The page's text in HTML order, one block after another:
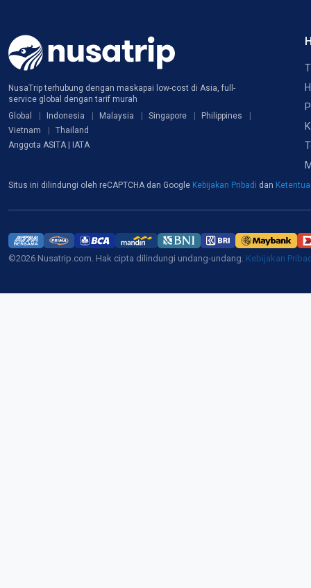
NusaTrip terhubung dengan maskapai low-cost di Asia, full-
service global dengan tarif murah
Global
Indonesia Malaysia Singapore
Philippines
Vietnam
Thailand
Anggota ASITA | IATA
Situs ini dilindungi oleh reCAPTCHA dan Google Kebijakan Pribadi dan
©2026 Nusatrip.com. Hak cipta dilindungi undang-undang. Kebijakan